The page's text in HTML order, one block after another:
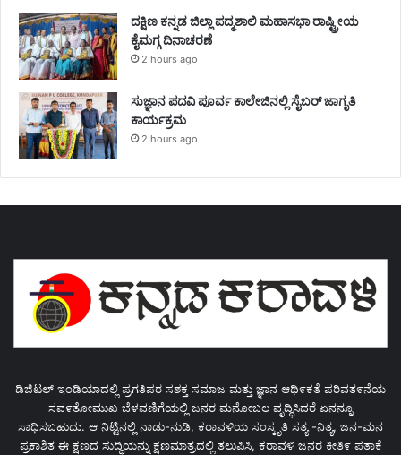
ದಕ್ಷಿಣ ಕನ್ನಡ ಜಿಲ್ಲಾ ಪದ್ಮಶಾಲಿ ಮಹಾಸಭಾ ರಾಷ್ಟ್ರೀಯ
ಕೈಮಗ್ಗ ದಿನಾಚರಣೆ
2 hours ago
ಸುಜ್ಞಾನ ಪದವಿ ಪೂರ್ವ ಕಾಲೇಜಿನಲ್ಲಿ ಸೈಬರ್ ಜಾಗೃತಿ
ಕಾರ್ಯಕ್ರಮ
2 hours ago
ಡಿಜಿಟಲ್ ಇಂಡಿಯಾದಲ್ಲಿ ಪ್ರಗತಿಪರ ಸಶಕ್ತ ಸಮಾಜ ಮತ್ತು ಜ್ಞಾನ ಆಥಿ೯ಕತೆ ಪರಿವತ೯ನೆಯ
ಸವ೯ತೋಮುಖ ಬೆಳವಣಿಗೆಯಲ್ಲಿ ಜನರ ಮನೋಬಲ ವೃದ್ಧಿಸಿದರೆ ಏನನ್ನೂ
ಸಾಧಿಸಬಹುದು. ಆ ನಿಟ್ಟಿನಲ್ಲಿ ನಾಡು-ನುಡಿ, ಕರಾವಳಿಯ ಸಂಸ್ಕೃತಿ ಸತ್ಯ -ನಿತ್ಯ, ಜನ-ಮನ
ಪ್ರಕಾಶಿತ ಈ ಕ್ಷಣದ ಸುದ್ಧಿಯನ್ನು ಕ್ಷಣಮಾತ್ರದಲ್ಲಿ ತಲುಪಿಸಿ, ಕರಾವಳಿ ಜನರ ಕೀತಿ೯ ಪತಾಕೆ